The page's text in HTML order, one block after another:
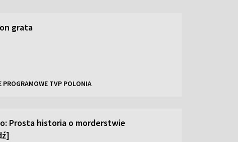
grata
PROGRAMOWE TVP POLONIA
Prosta historia o morderstwie